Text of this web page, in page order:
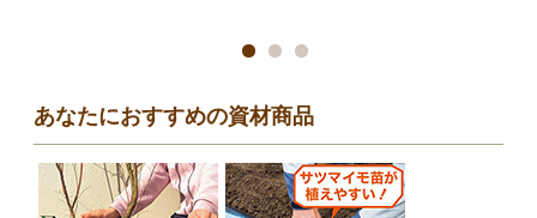
あなたにおすすめの資材商品